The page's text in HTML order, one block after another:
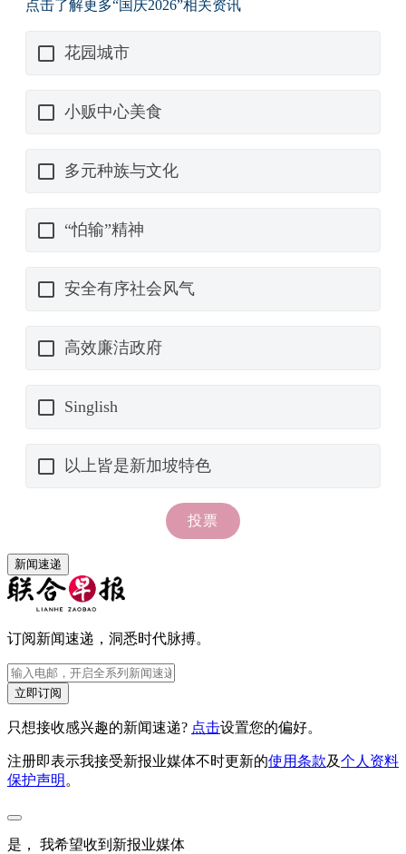
新闻速递
订阅新闻速递，洞悉时代脉搏。
立即订阅
只想接收感兴趣的新闻速递? 点击设置您的偏好。
注册即表示我接受新报业媒体不时更新的使用条款及个人资料
保护声明 。
是， 我希望收到新报业媒体